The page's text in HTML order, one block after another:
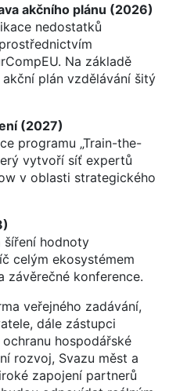
akčního plánu (2026)
nedostatků
Na základě
plán vzdělávání šitý
(2027)
programu „Train-the-
vytvoří síť expertů
v oblasti strategického
šíření hodnoty
celým ekosystémem
závěrečné konference.
veřejného zadávání,
dále zástupci
hospodářské
rozvoj, Svazu měst a
zapojení partnerů